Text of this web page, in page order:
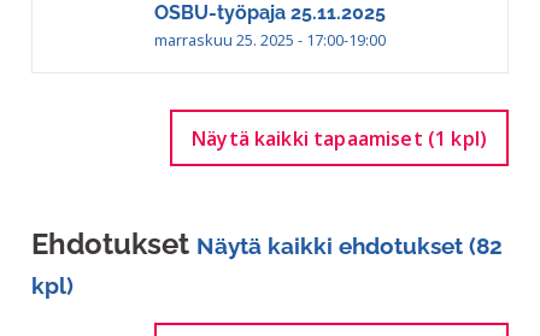
OSBU-työpaja 25.11.2025
marraskuu 25. 2025 - 17:00-19:00
Näytä kaikki tapaamiset (1 kpl)
Ehdotukset Näytä kaikki ehdotukset (82
kpl)